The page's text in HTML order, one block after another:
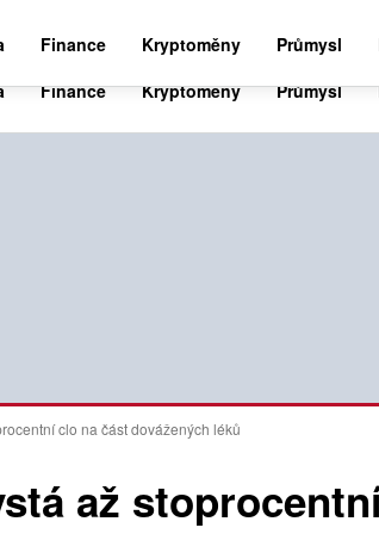
Finance Kryptoměny Průmysl
clo na část dovážených léků
až